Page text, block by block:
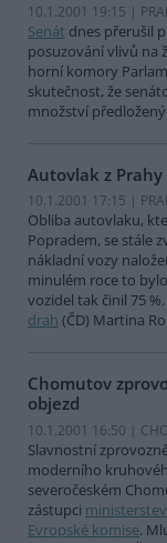
10.1.2001 19:15 |
Senát dnes přerušil
posuzování vlivů na
horní komory
skutečnost, že
množství
Autovlak z
10.1.2001 17:15 |
Obliba autovlaku,
Popradem, se stále
nákladní vozy
minulém roce to
vozidel tak činil 75
drah (ČD) Martina
Chomutov
objezd
10.1.2001 16:50 |
Slavnostní
moderního
severočeském
zástupci
Evropské komise.